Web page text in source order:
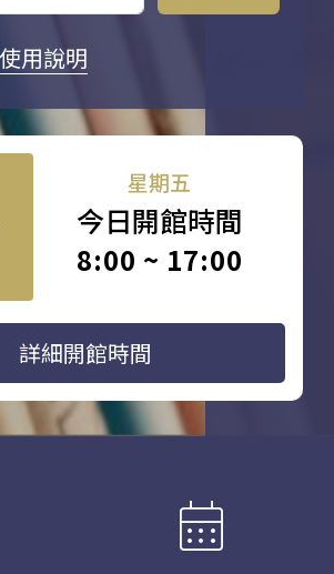
使用說明
星期五
今日開館時間
8:00 ~ 17:00
詳細開館時間
calendar_month